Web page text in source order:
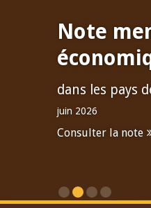
Note
dans les pays
juin 2026
Consulter la note